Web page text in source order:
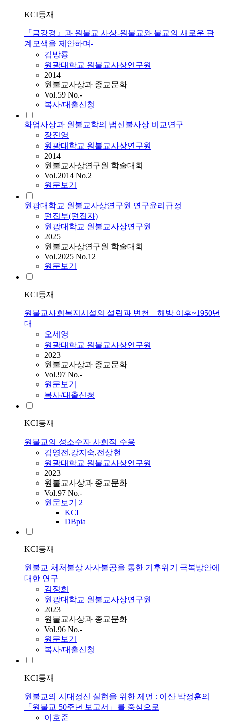
KCI등재
『금강경』과 원불교 사상-원불교와 불교의 새로운 관
계모색을 제안하며-
김방룡
원광대학교 원불교사상연구원
2014
원불교사상과 종교문화
Vol.59 No.-
복사/대출신청
화엄사상과 원불교학의 법신불사상 비교연구
장진영
원광대학교 원불교사상연구원
2014
원불교사상연구원 학술대회
Vol.2014 No.2
원문보기
원광대학교 원불교사상연구원 연구윤리규정
편집부(편집자)
원광대학교 원불교사상연구원
2025
원불교사상연구원 학술대회
Vol.2025 No.12
원문보기
KCI등재
원불교사회복지시설의 설립과 변천 – 해방 이후~1950년
대
오세영
원광대학교 원불교사상연구원
2023
원불교사상과 종교문화
Vol.97 No.-
원문보기
복사/대출신청
KCI등재
원불교의 성소수자 사회적 수용
김영전,강지숙,전상현
원광대학교 원불교사상연구원
2023
원불교사상과 종교문화
Vol.97 No.-
원문보기 2
KCI
DBpia
KCI등재
원불교 처처불상 사사불공을 통한 기후위기 극복방안에
대한 연구
김정희
원광대학교 원불교사상연구원
2023
원불교사상과 종교문화
Vol.96 No.-
원문보기
복사/대출신청
KCI등재
원불교의 시대정신 실현을 위한 제언 : 이산 박정훈의
「원불교 50주년 보고서」를 중심으로
이호준